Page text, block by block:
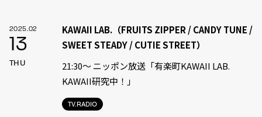
2025.02
13
THU
TV.RADIO
KAWAII LAB.（FRUITS ZIPPER / CANDY TUNE /
SWEET STEADY / CUTIE STREET）
21:30〜 ニッポン放送「有楽町KAWAII LAB.
KAWAII研究中！」